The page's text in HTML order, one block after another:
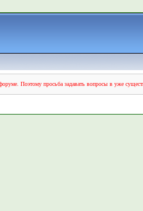
Поэтому просьба задавать вопросы в уже